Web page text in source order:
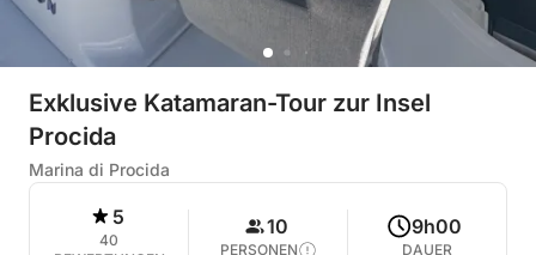
Exklusive Katamaran-Tour zur Insel
Procida
Marina di Procida
5
40
10
PERSONEN
9h00
DAUER